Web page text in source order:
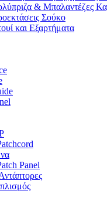
& Μπαλαντέζες
Σούκο
και Εξαρτήματα
Panel